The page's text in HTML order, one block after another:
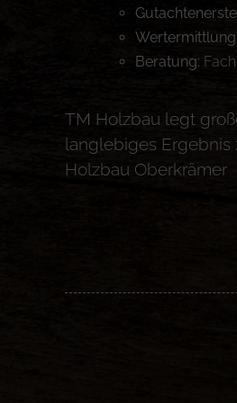
Wertermittlung:
Beratung:
TM Holzbau legt
langlebiges Ergebnis
Holzbau Oberkrämer​